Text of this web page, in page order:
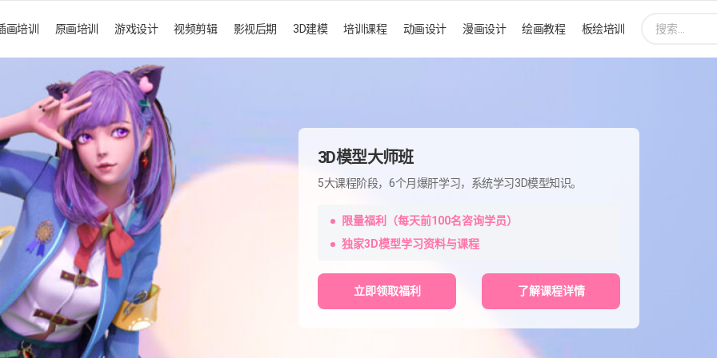
画培训 原画培训 游戏设计 视频剪辑 影视后期 3D建模 培训课程 动画设计 漫画设计 绘画教程 板绘培训
3D模型大师班
5大课程阶段，6个月爆肝学习，系统学习3D模型知识。
限量福利（每天前100名咨询学员）
独家3D模型学习资料与课程
立即领取福利 了解课程详情